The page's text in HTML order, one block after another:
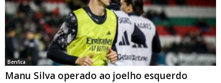
Benfica
Manu Silva operado ao joelho esquerdo